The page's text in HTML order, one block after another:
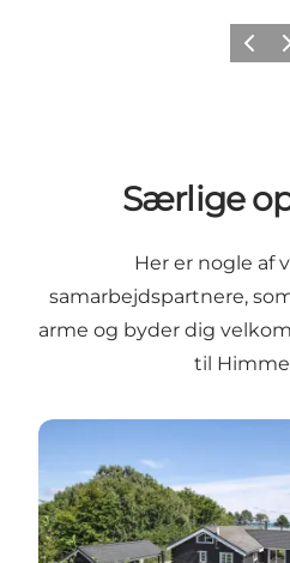
Særlige
Her er nogle af
samarbejdspartnere,
arme og byder dig
til
Feriepartner Kattegat